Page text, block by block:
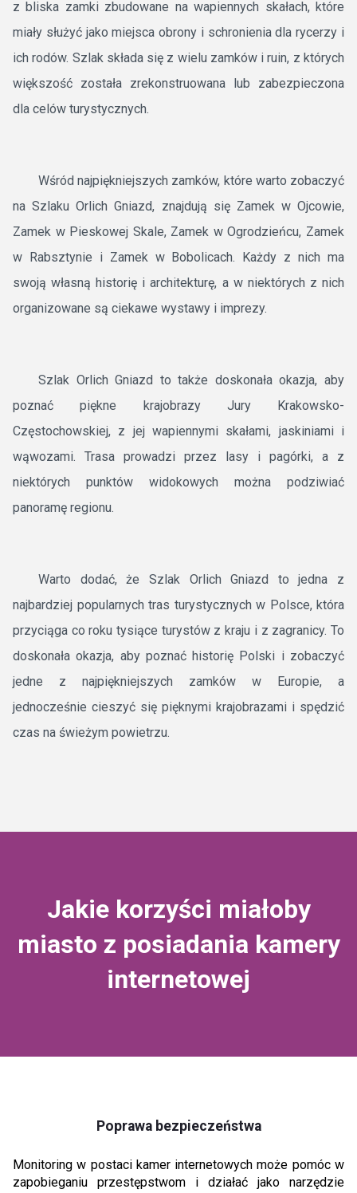
z bliska zamki zbudowane na wapiennych skałach, które
miały służyć jako miejsca obrony i schronienia dla rycerzy i
ich rodów. Szlak składa się z wielu zamków i ruin, z których
większość została zrekonstruowana lub zabezpieczona
dla celów turystycznych.
Wśród najpiękniejszych zamków, które warto zobaczyć
na Szlaku Orlich Gniazd, znajdują się Zamek w Ojcowie,
Zamek w Pieskowej Skale, Zamek w Ogrodzieńcu, Zamek
w Rabsztynie i Zamek w Bobolicach. Każdy z nich ma
swoją własną historię i architekturę, a w niektórych z nich
organizowane są ciekawe wystawy i imprezy.
Szlak Orlich Gniazd to także doskonała okazja, aby
poznać piękne krajobrazy Jury Krakowsko-
Częstochowskiej, z jej wapiennymi skałami, jaskiniami i
wąwozami. Trasa prowadzi przez lasy i pagórki, a z
niektórych punktów widokowych można podziwiać
panoramę regionu.
Warto dodać, że Szlak Orlich Gniazd to jedna z
najbardziej popularnych tras turystycznych w Polsce, która
przyciąga co roku tysiące turystów z kraju i z zagranicy. To
doskonała okazja, aby poznać historię Polski i zobaczyć
jedne z najpiękniejszych zamków w Europie, a
jednocześnie cieszyć się pięknymi krajobrazami i spędzić
czas na świeżym powietrzu.
Jakie korzyści miałoby
miasto z posiadania kamery
internetowej
Poprawa bezpieczeństwa
Monitoring w postaci kamer internetowych może pomóc w
zapobieganiu przestępstwom i działać jako narzędzie